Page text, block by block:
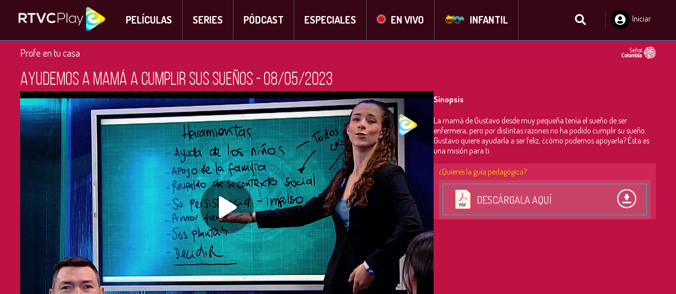
PELÍCULAS SERIES PÓDCAST ESPECIALES EN VIVO INFANTIL
Iniciar
Profe en tu casa
Ayudemos a mamá a cumplir sus sueños - 08/05/2023
Sinopsis
La mamá de Gustavo desde muy pequeña tenía el sueño de ser
enfermera, pero por distintas razones no ha podido cumplir su sueño.
Gustavo quiere ayudarla a ser feliz, ¿cómo podemos apoyarla? Ésta es
una misión para ti.
¿Quieres la guía pedagógica?
DESCÁRGALA AQUÍ